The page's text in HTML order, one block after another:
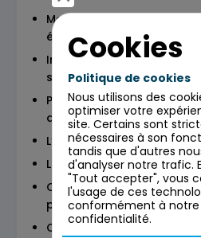
Modèles existants de l’IA,
éthiques
Implications sur
sécurité des données.
Présentation des
des IA génératives
L’art du prompt : les
Le contexte légal
Cas d'usage 1 : Une
percutante avec ChatGPT
Cas d’usage 2 : une
Cookies
Politique de cookies
Nous utilisons des
optimiser votre
site. Certains sont
nécessaires à son
tandis que d'autres
d'analyser notre trafic.
"Tout accepter", vous
l'usage de ces
conformément à notre
confidentialité.